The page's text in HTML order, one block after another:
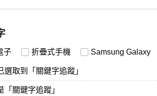
子 折疊式手機 Samsung Galaxy
選取到「關鍵字追蹤」
「關鍵字追蹤」